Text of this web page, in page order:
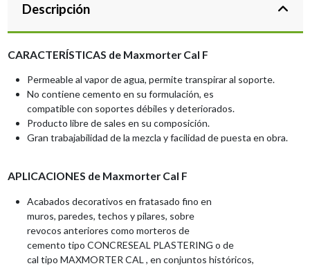
Descripción
CARACTERÍSTICAS de Maxmorter Cal F
Permeableal vapordeagua, permitetranspirar al soporte.
No contiene cemento en su formulación, es
compatiblecon soportes débiles ydeteriorados.
Producto libre de sales en su composición.
Gran trabajabilidad de la mezcla y facilidad de puesta en obra.
APLICACIONES de Maxmorter Cal F
Acabados decorativos en fratasado fino en
muros, paredes, techos y pilares, sobre
revocos anteriores como morteros de
cemento tipo CONCRESEAL PLASTERING o de
cal tipo MAXMORTER CAL , en conjuntos históricos,